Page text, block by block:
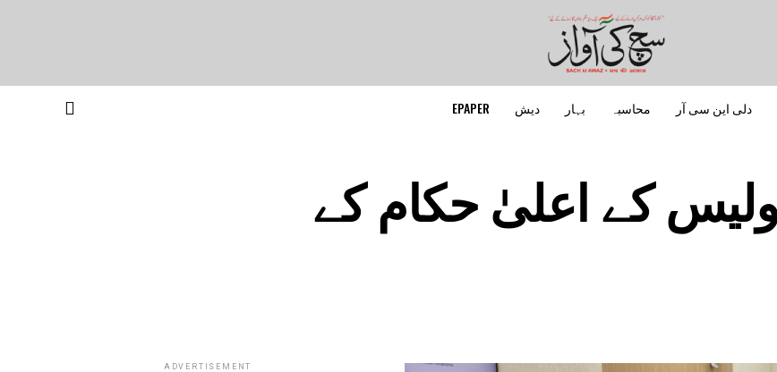
دلی این سی آر محاسبہ بہار دیش EPAPER
کے اعلیٰ حکام کے
ADVERTISEMENT